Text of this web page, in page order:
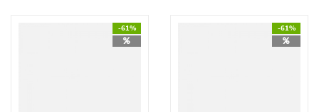
-61% -61%